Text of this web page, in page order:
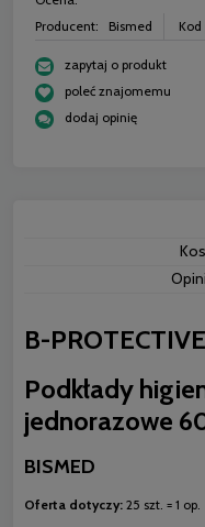
Producent:
Bismed
zapytaj o produkt
poleć znajomemu
dodaj opinię
B-
Podkłady
jednorazowe
BISMED
Oferta dotyczy: 25 szt. = 1 op.